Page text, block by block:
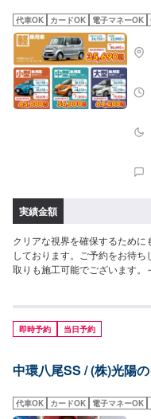
代車OK カードOK 電子マネーOK
実績金額
クリアな視界を確保するため
しております。ご予約をお待
取りも施工可能でございます
即時予約 当日予約
中環八尾SS / (株)光陽
代車OK カードOK 電子マネーOK